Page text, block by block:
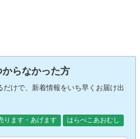
らなかった方
だけで、新着情報をいち早くお届け出
ります・あげます はらぺこあおむし